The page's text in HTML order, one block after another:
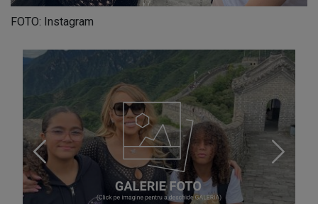
FOTO: Instagram